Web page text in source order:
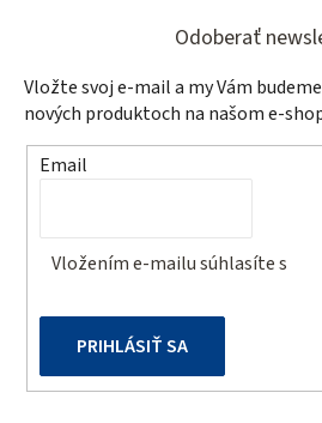
d
c
i
e
k
p
Odoberať
Vložte svoj e-mail a my Vám
nových produktoch na našom e-
Email
Vložením e-mailu súhlasíte s
PRIHLÁSIŤ SA